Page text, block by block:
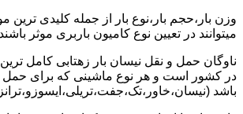
وزن بار،حجم بار،نوع بار از جمله کلیدی ترین
میتوانند در تعیین نوع کامیون باربری موثر
ناوگان حمل و نقل نیسان بار زهتابی کامل
در کشور است و هر نوع ماشینی که برای حمل
باشد